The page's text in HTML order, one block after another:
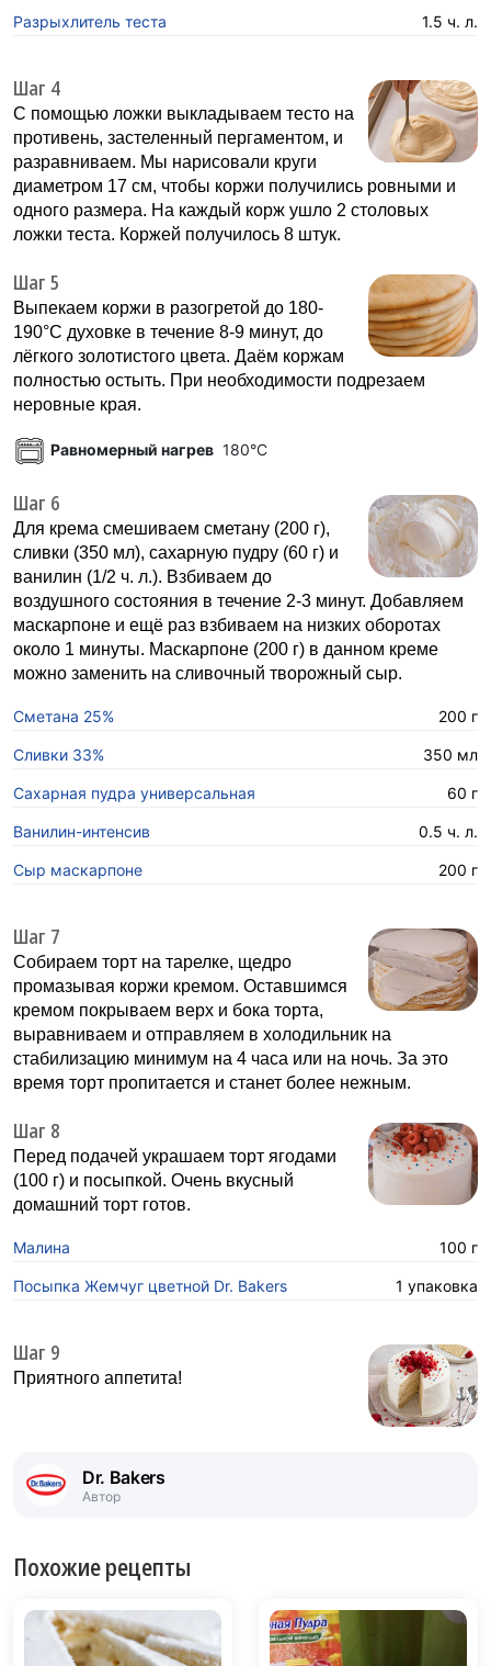
Разрыхлитель теста 1.5 ч. л.
Шаг 4
С помощью ложки выкладываем тесто на
противень, застеленный пергаментом, и
разравниваем. Мы нарисовали круги
диаметром 17 см, чтобы коржи получились ровными и
одного размера. На каждый корж ушло 2 столовых
ложки теста. Коржей получилось 8 штук.
Шаг 5
Выпекаем коржи в разогретой до 180-
190°С духовке в течение 8-9 минут, до
лёгкого золотистого цвета. Даём коржам
полностью остыть. При необходимости подрезаем
неровные края.
Равномерный нагрев 180°C
Шаг 6
Для крема смешиваем сметану (200 г),
сливки (350 мл), сахарную пудру (60 г) и
ванилин (1/2 ч. л.). Взбиваем до
воздушного состояния в течение 2-3 минут. Добавляем
маскарпоне и ещё раз взбиваем на низких оборотах
около 1 минуты. Маскарпоне (200 г) в данном креме
можно заменить на сливочный творожный сыр.
Сметана 25% 200 г
Сливки 33% 350 мл
Сахарная пудра универсальная 60 г
Ванилин-интенсив 0.5 ч. л.
Сыр маскарпоне 200 г
Шаг 7
Собираем торт на тарелке, щедро
промазывая коржи кремом. Оставшимся
кремом покрываем верх и бока торта,
выравниваем и отправляем в холодильник на
стабилизацию минимум на 4 часа или на ночь. За это
время торт пропитается и станет более нежным.
Шаг 8
Перед подачей украшаем торт ягодами
(100 г) и посыпкой. Очень вкусный
домашний торт готов.
Малина 100 г
Посыпка Жемчуг цветной Dr. Bakers 1 упаковка
Шаг 9
Приятного аппетита!
Dr. Bakers
Автор
Похожие рецепты